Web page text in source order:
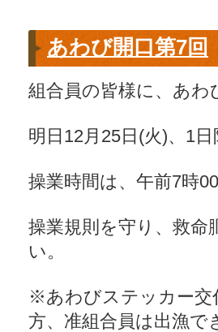
あわび開口第7回
組合員の皆様に、あ
明日12月25日(火)、1
操業時間は、午前7時
操業規則を守り、救命
い。
※あわびステッカー交
方、准組合員は出漁